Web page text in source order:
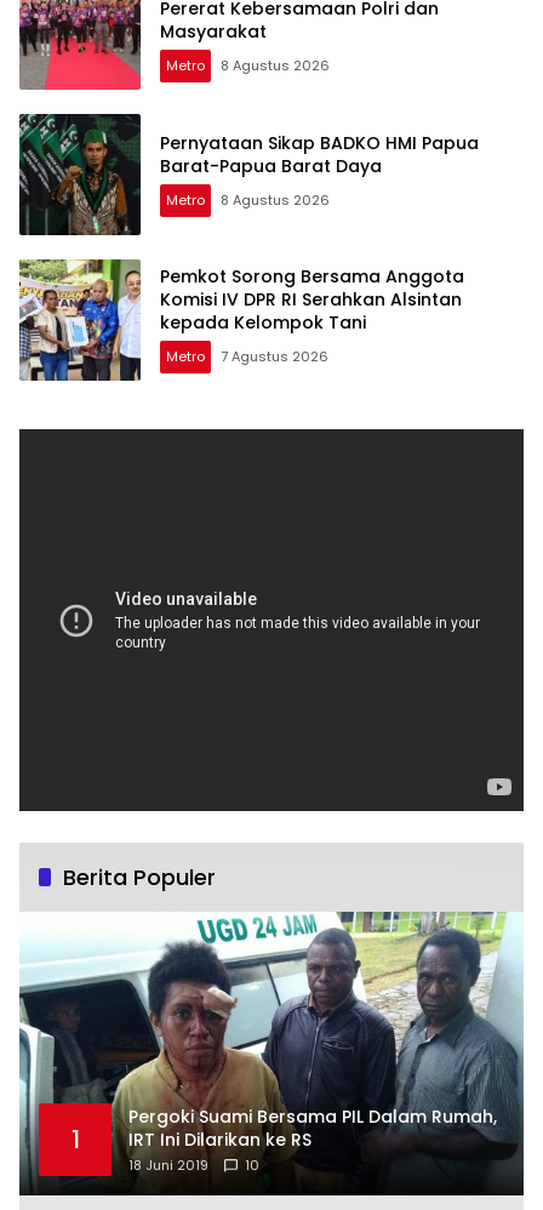
Pererat Kebersamaan Polri dan
Masyarakat
Metro 8 Agustus 2026
Pernyataan Sikap BADKO HMI Papua
Barat-Papua Barat Daya
Metro 8 Agustus 2026
Pemkot Sorong Bersama Anggota
Komisi IV DPR RI Serahkan Alsintan
kepada Kelompok Tani
Metro 7 Agustus 2026
Berita Populer
1
Pergoki Suami Bersama PIL Dalam Rumah,
IRT Ini Dilarikan ke RS
18 Juni 2019 10